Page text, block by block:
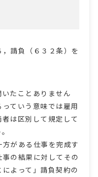
請負（６３２条）を
たことありません
ていう意味では雇用
は区別して規定して
がある仕事を完成す
の結果に対してその
よって」請負契約の